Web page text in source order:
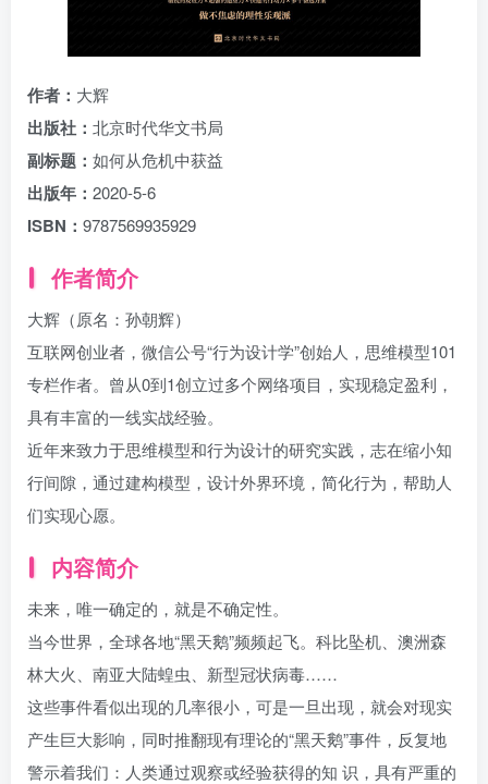
作者： 大辉
出版社： 北京时代华文书局
副标题： 如何从危机中获益
出版年： 2020-5-6
ISBN： 9787569935929
作者简介
大辉（原名：孙朝辉）
互联网创业者，微信公号“行为设计学”创始人，思维模型101
专栏作者。曾从0到1创立过多个网络项目，实现稳定盈利，
具有丰富的一线实战经验。
近年来致力于思维模型和行为设计的研究实践，志在缩小知
行间隙，通过建构模型，设计外界环境，简化行为，帮助人
们实现心愿。
内容简介
未来，唯一确定的，就是不确定性。
当今世界，全球各地“黑天鹅”频频起飞。科比坠机、澳洲森
林大火、南亚大陆蝗虫、新型冠状病毒……
这些事件看似出现的几率很小，可是一旦出现，就会对现实
产生巨大影响，同时推翻现有理论的“黑天鹅”事件，反复地
警示着我们：人类通过观察或经验获得的知 识，具有严重的